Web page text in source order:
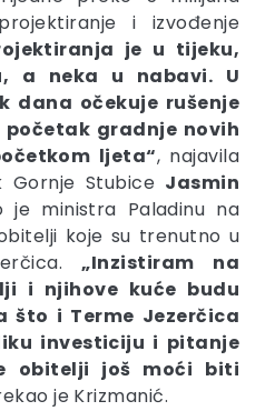
i izvođenje
je u tijeku,
a neka u nabavi. U
dana očekuje rušenje
gradnje novih
ljeta“, najavila
Gornje Stubice Jasmin
je ministra Paladinu na
koje su trenutno u
„Inzistiram na
i njihove kuće budu
što i Terme Jezerčica
investiciju i pitanje
obitelji još moći biti
je Krizmanić.